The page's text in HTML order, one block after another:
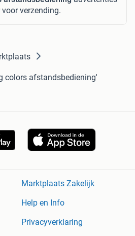
verzending.
colors afstandsbediening'
Marktplaats Zakelijk
Help en Info
Privacyverklaring